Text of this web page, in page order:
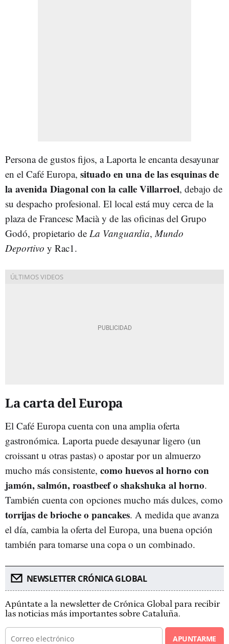
Persona de gustos fijos, a Laporta le encanta desayunar
en el Café Europa, situado en una de las esquinas de
la avenida Diagonal con la calle Villarroel, debajo de
su despacho profesional. El local está muy cerca de la
plaza de Francesc Macià y de las oficinas del Grupo
Godó, propietario de La Vanguardia, Mundo
Deportivo y Rac1.
La carta del Europa
El Café Europa cuenta con una amplia oferta
gastronómica. Laporta puede desayunar ligero (un
croissant u otras pastas) o apostar por un almuerzo
mucho más consistente, como huevos al horno con
jamón, salmón, roastbeef o shakshuka al horno.
También cuenta con opciones mucho más dulces, como
torrijas de brioche o pancakes. A medida que avanza
el día, cambia la oferta del Europa, una buena opción
también para tomarse una copa o un combinado.
NEWSLETTER CRÓNICA GLOBAL
Apúntate a la newsletter de Crónica Global para recibir
las noticias más importantes sobre Cataluña.
APUNTARME